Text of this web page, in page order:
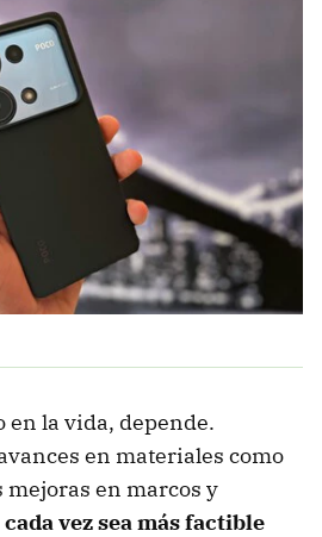
en la vida, depende.
en materiales como
mejoras en marcos y
cada vez sea más factible